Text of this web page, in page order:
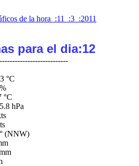
de la hora  :11  :3  :2011
para el dia:12
°C
°C
hPa
(NNW)